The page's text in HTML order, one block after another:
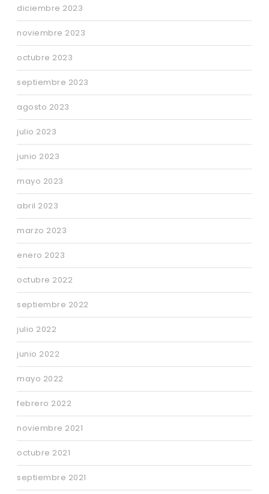
diciembre 2023
noviembre 2023
octubre 2023
septiembre 2023
agosto 2023
julio 2023
junio 2023
mayo 2023
abril 2023
marzo 2023
enero 2023
octubre 2022
septiembre 2022
julio 2022
junio 2022
mayo 2022
febrero 2022
noviembre 2021
octubre 2021
septiembre 2021